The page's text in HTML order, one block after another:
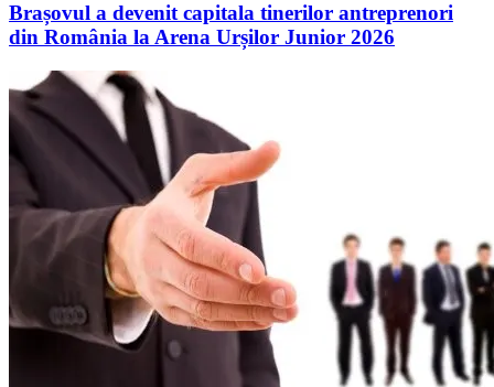
Brașovul a devenit capitala tinerilor antreprenori
din România la Arena Urșilor Junior 2026